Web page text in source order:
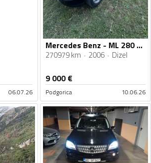
06.07.26
Mercedes Benz - ML 280 - 2.8
270979 km 2006 Dizel
9 000€
Podgorica 10.06.26